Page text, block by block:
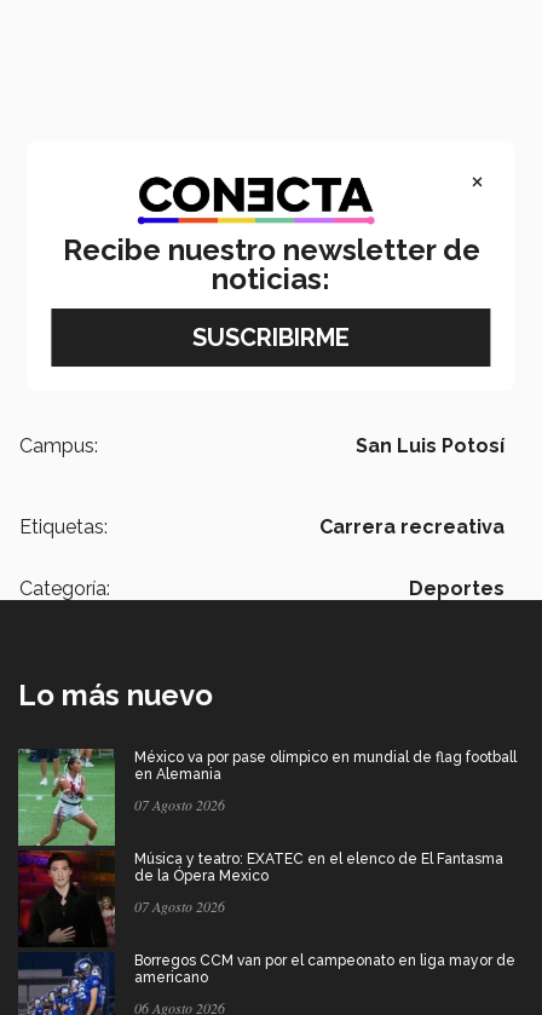
Campus: San Luis Potosí
Etiquetas: Carrera recreativa
Categoría: Deportes
Lo más nuevo
México va por pase olímpico en mundial de flag football
en Alemania
07 Agosto 2026
Música y teatro: EXATEC en el elenco de El Fantasma
de la Ópera Mexico
07 Agosto 2026
Borregos CCM van por el campeonato en liga mayor de
americano
06 Agosto 2026
×
Recibe nuestro newsletter de
noticias: